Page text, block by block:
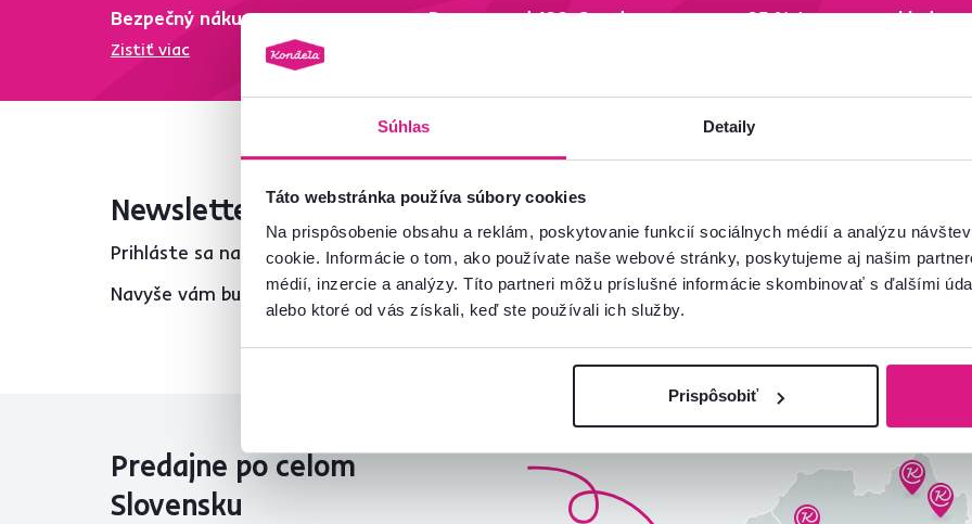
Súhlas Detaily
Táto webstránka používa súbory cookies
Na prispôsobenie obsahu a reklám, poskytovanie funkcií sociálnych médií a analýzu
cookie. Informácie o tom, ako používate naše webové stránky, poskytujeme aj našim
médií, inzercie a analýzy. Títo partneri môžu príslušné informácie skombinovať s ďalšími
alebo ktoré od vás získali, keď ste používali ich služby.
Prispôsobiť
Bezpečný nákup
Zistiť viac
Doprava od 199 € zadarmo 95 % tovaru na sklade
Newsletter
Prihláste sa na odber a získajte uvítaciu zľavu-5 %.
Navyše vám budeme posielať inšpirácie a výhodné ponuky pre vaše bývanie.
Súhlasím s
Chcete o
Predajne po celom
Slovensku